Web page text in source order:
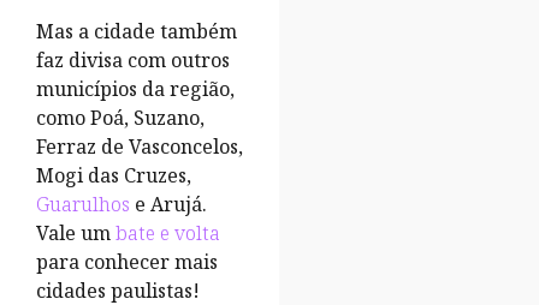
Mas a cidade também
faz divisa com outros
municípios da região,
como Poá, Suzano,
Ferraz de Vasconcelos,
Mogi das Cruzes,
Guarulhos e Arujá.
Vale umbate e volta
para conhecer mais
cidades paulistas!